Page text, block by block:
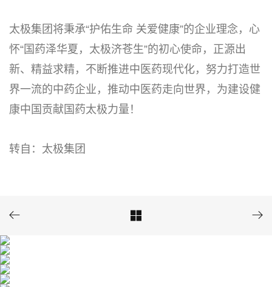
太极集团将秉承“护佑生命 关爱健康”的企业理念，心
怀“国药泽华夏，太极济苍生”的初心使命，正源出
新、精益求精，不断推进中医药现代化，努力打造世
界一流的中药企业，推动中医药走向世界，为建设健
康中国贡献国药太极力量！
转自：太极集团
  